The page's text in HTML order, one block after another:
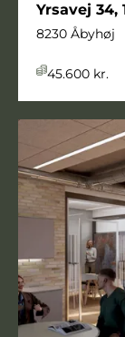
Yrsavej 34,
8230 Åbyhøj
45.600 kr.